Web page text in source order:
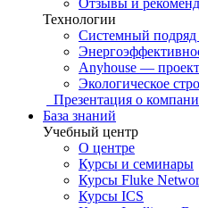
Технологии
Системный подряд
Anyhouse —
Экологическое
Презентация о
База знаний
Учебный центр
О центре
Курсы и семинары
Курсы Fluke
Курсы ICS